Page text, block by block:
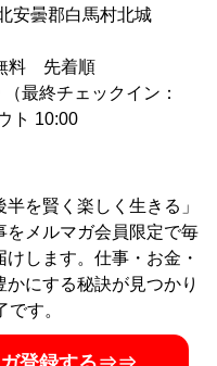
安曇郡白馬村北城
料 先着順
最終チェックイン：
ト 10:00
を賢く楽しく生きる」
をメルマガ会員限定で毎
します。仕事・お金・
にする秘訣が見つかり
す。